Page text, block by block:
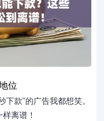
位
下款"的广告我都想笑。
离谱！